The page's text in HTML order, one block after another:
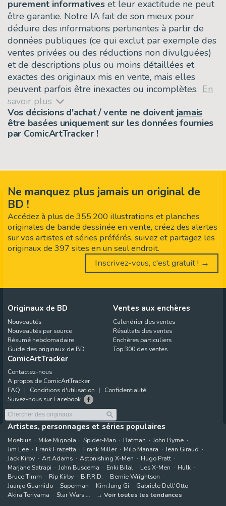
purement informatives et leur exactitude ne peut
être garantie. Notre IA fait de son mieux pour
déduire des informations pertinentes à partir de
données publiques (ce qui exclut par exemple des
ventes privées ou des réductions non divulguées)
et de descriptions plus ou moins détaillées et
exactes des originaux mis en vente, mais elles
peuvent parfois être inexactes ou incomplètes. En
savoir plus
Vos décisions d'achat / vente ne doivent jamais
être basées uniquement sur les données fournies
par ComicArtTracker !
Ne manquez plus jamais un original de
BD !
Accédez à plus de 355.200 illustrations et planches
originales de bande dessinée en vente, créez des alertes
sur vos artistes et séries préférés, suivez et partagez les
originaux de 397 sites en un seul endroit.
Inscrivez-vous, c'est gratuit ! →
Originaux de BD
Nouveautés
Nouveautés par source
Résumé hebdomadaire
Guide des originaux de BD
Ventes aux enchères
Calendrier des ventes
Résultats des ventes
Enchères particuliers
Top 300 des ventes
ComicArtTracker
Contactez-nous
A propos de ComicArtTracker
FAQ
Conditions d'utilisation
Confidentialité
Suivez-nous sur Facebook
Artistes, personnages et séries populaires
Moebius Mike Mignola Spider-Man Batman
John Byrne
Jim Lee
Frank Frazetta Frank Miller Milo Manara
Jean Giraud
Jack Kirby
Art Adams Astonishing X-Men
Hugo Pratt
Marjane Satrapi
John Buscema Enki Bilal Les X-Men
Hulk
Bruce Timm
Rip Kirby B.P.R.D.
Bernie Wrightson
Juanjo Guarnido
Superman Kim Jung Gi
Gabriele Dell'Otto
Akira Toriyama
Star Wars Voir toutes les tendances